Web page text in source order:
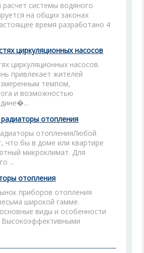
расчет системы водяного
на общих законах
время разработано 4
циркуляционных насосов
циркуляционных насосов.
привлекает жителей
темпом,
и возможностью
отопления
отопленияЛюбой
что бы в доме или квартире
микроклимат. Для
...
отопления
приборов отопления
широкой гамме.
виды и особенности
Высокоэффективными